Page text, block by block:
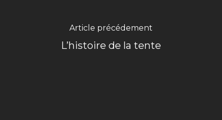
Article précédement
L’histoire de la tente